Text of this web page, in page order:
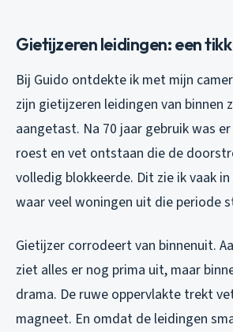
Gietijzeren leidingen: een
Bij Guido ontdekte ik met mijn
zijn gietijzeren leidingen van binnen
aangetast. Na 70 jaar gebruik was
roest en vet ontstaan die de
volledig blokkeerde. Dit zie ik vaak
waar veel woningen uit die periode
Gietijzer corrodeert van binnenuit.
ziet alles er nog prima uit, maar
drama. De ruwe oppervlakte trekt
magneet. En omdat de leidingen